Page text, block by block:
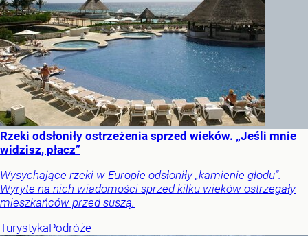
Rzeki odsłoniły ostrzeżenia sprzed wieków. „Jeśli mnie
widzisz, płacz”
Wysychające rzeki w Europie odsłoniły „kamienie głodu”.
Wyryte na nich wiadomości sprzed kilku wieków ostrzegały
mieszkańców przed suszą.
TurystykaPodróże